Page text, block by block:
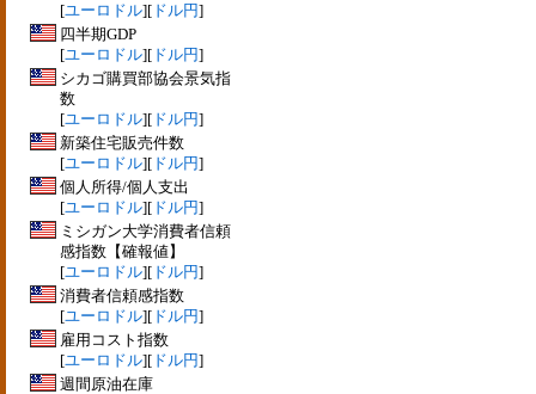
[ユーロドル][ ドル円]
四半期GDP
[ユーロドル][ ドル円]
シカゴ購買部協会景気指
数
[ユーロドル][ ドル円]
新築住宅販売件数
[ユーロドル][ ドル円]
個人所得/個人支出
[ユーロドル][ ドル円]
ミシガン大学消費者信頼
感指数【確報値】
[ユーロドル][ ドル円]
消費者信頼感指数
[ユーロドル][ ドル円]
雇用コスト指数
[ユーロドル][ ドル円]
週間原油在庫